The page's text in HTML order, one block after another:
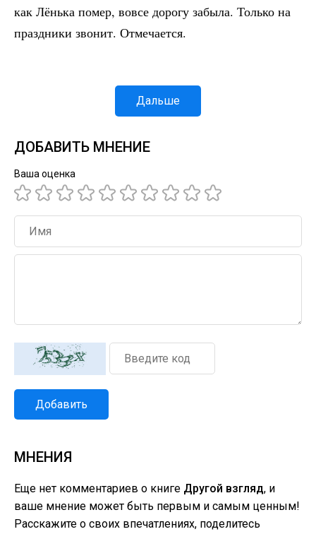
как Лёнька помер, вовсе дорогу забыла. Только на
праздники звонит. Отмечается.
Дальше
ДОБАВИТЬ МНЕНИЕ
Ваша оценка
Добавить
МНЕНИЯ
Еще нет комментариев о книге Другой взгляд, и
ваше мнение может быть первым и самым ценным!
Расскажите о своих впечатлениях, поделитесь